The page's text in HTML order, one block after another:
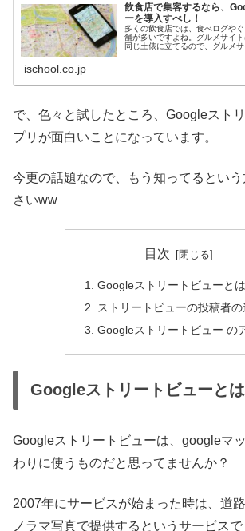
飲食店で集客するなら、
ーを導入すべし！
多くの飲食店では、食べログや
舗が多いですよね。グルメサイ
同じ土俵に立てるので、グルメ
ischool.co.jp
で、色々と試したところ、Googleスト
プリが面白いことになっています。
今更の話題なので、もう知ってるとい
さいww
目次
Googleストリートビューとは
ストリートビューの投稿者の
Googleストリートビュー の
Googleストリートビューとは
Googleストリートビューは、googleマ
わりに使うものだと思ってませんか？
2007年にサービスが始まった時は、道
ノラマ写真で提供するというサービスで